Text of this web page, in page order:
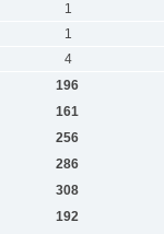
1
1
4
196
161
256
286
308
192